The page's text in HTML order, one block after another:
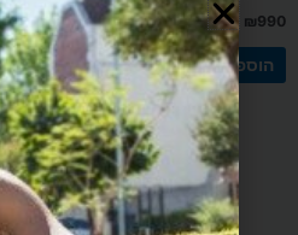
₪990
הוספה לסל